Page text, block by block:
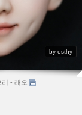
by esthy
- 래오